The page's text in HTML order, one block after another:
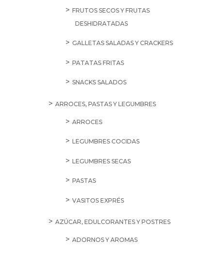
FRUTOS SECOS Y FRUTAS
DESHIDRATADAS
GALLETAS SALADAS Y CRACKERS
PATATAS FRITAS
SNACKS SALADOS
ARROCES, PASTAS Y LEGUMBRES
ARROCES
LEGUMBRES COCIDAS
LEGUMBRES SECAS
PASTAS
VASITOS EXPRÉS
AZÚCAR, EDULCORANTES Y POSTRES
ADORNOS Y AROMAS